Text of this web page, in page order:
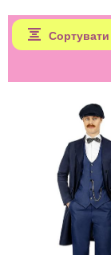
Сортувати